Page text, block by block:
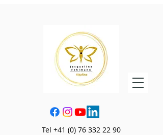
Tel +41 (0) 76 332 22 90